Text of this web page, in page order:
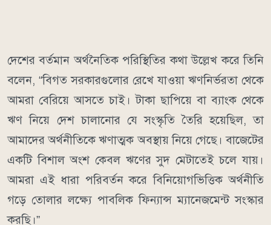
দেশের বর্তমান অর্থনৈতিক পরিস্থিতির কথা উল্লেখ করে তিনি
বলেন, “বিগত সরকারগুলোর রেখে যাওয়া ঋণনির্ভরতা থেকে
আমরা বেরিয়ে আসতে চাই। টাকা ছাপিয়ে বা ব্যাংক থেকে
ঋণ নিয়ে দেশ চালানোর যে সংস্কৃতি তৈরি হয়েছিল, তা
আমাদের অর্থনীতিকে ঋণাত্মক অবস্থায় নিয়ে গেছে। বাজেটের
একটি বিশাল অংশ কেবল ঋণের সুদ মেটাতেই চলে যায়।
আমরা এই ধারা পরিবর্তন করে বিনিয়োগভিত্তিক অর্থনীতি
গড়ে তোলার লক্ষ্যে পাবলিক ফিন্যান্স ম্যানেজমেন্ট সংস্কার
করছি।”